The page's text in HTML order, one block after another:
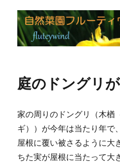
庭のドングリ
家の周りのドングリ（木楢
ギ））が今年は当たり年で
屋根に覆い被さるように大
ちた実が屋根に当たって大